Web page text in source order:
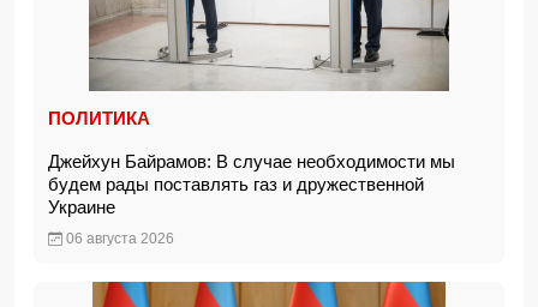
ПОЛИТИКА
Джейхун Байрамов: В случае необходимости мы
будем рады поставлять газ и дружественной
Украине
06 августа 2026